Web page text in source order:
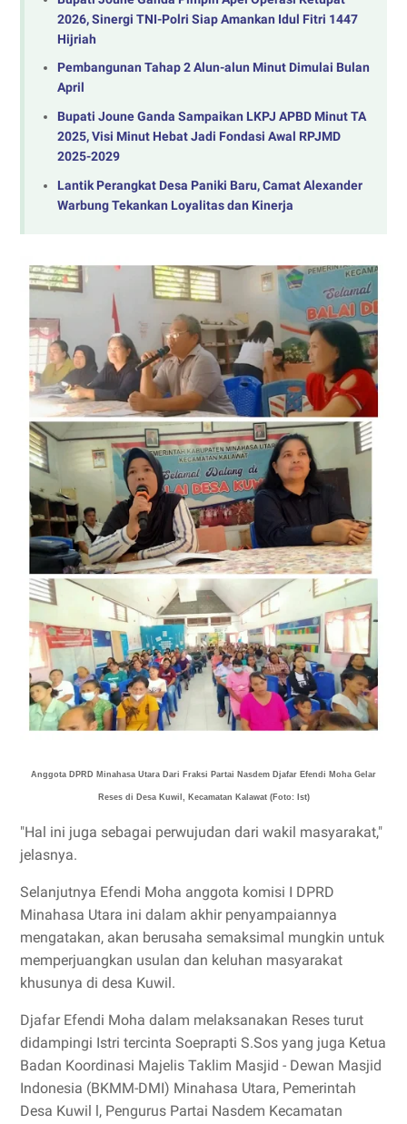
2026, Sinergi TNI-Polri Siap Amankan Idul Fitri 1447
Hijriah
Pembangunan Tahap 2 Alun-alun Minut Dimulai Bulan
April
‎Bupati Joune Ganda Sampaikan LKPJ APBD Minut TA
2025, Visi Minut Hebat Jadi Fondasi Awal RPJMD
2025-2029
Lantik Perangkat Desa Paniki Baru, Camat Alexander
Warbung Tekankan Loyalitas dan Kinerja
Anggota DPRD Minahasa Utara Dari Fraksi Partai Nasdem Djafar Efendi Moha Gelar
Reses di Desa Kuwil, Kecamatan Kalawat (Foto: Ist)
"Hal ini juga sebagai perwujudan dari wakil masyarakat,"
jelasnya.
Selanjutnya Efendi Moha anggota komisi I DPRD
Minahasa Utara ini dalam akhir penyampaiannya
mengatakan, akan berusaha semaksimal mungkin untuk
memperjuangkan usulan dan keluhan masyarakat
khusunya di desa Kuwil.
Djafar Efendi Moha dalam melaksanakan Reses turut
didampingi Istri tercinta Soeprapti S.Sos yang juga Ketua
Badan Koordinasi Majelis Taklim Masjid - Dewan Masjid
Indonesia (BKMM-DMI) Minahasa Utara, Pemerintah
Desa Kuwil l, Pengurus Partai Nasdem Kecamatan